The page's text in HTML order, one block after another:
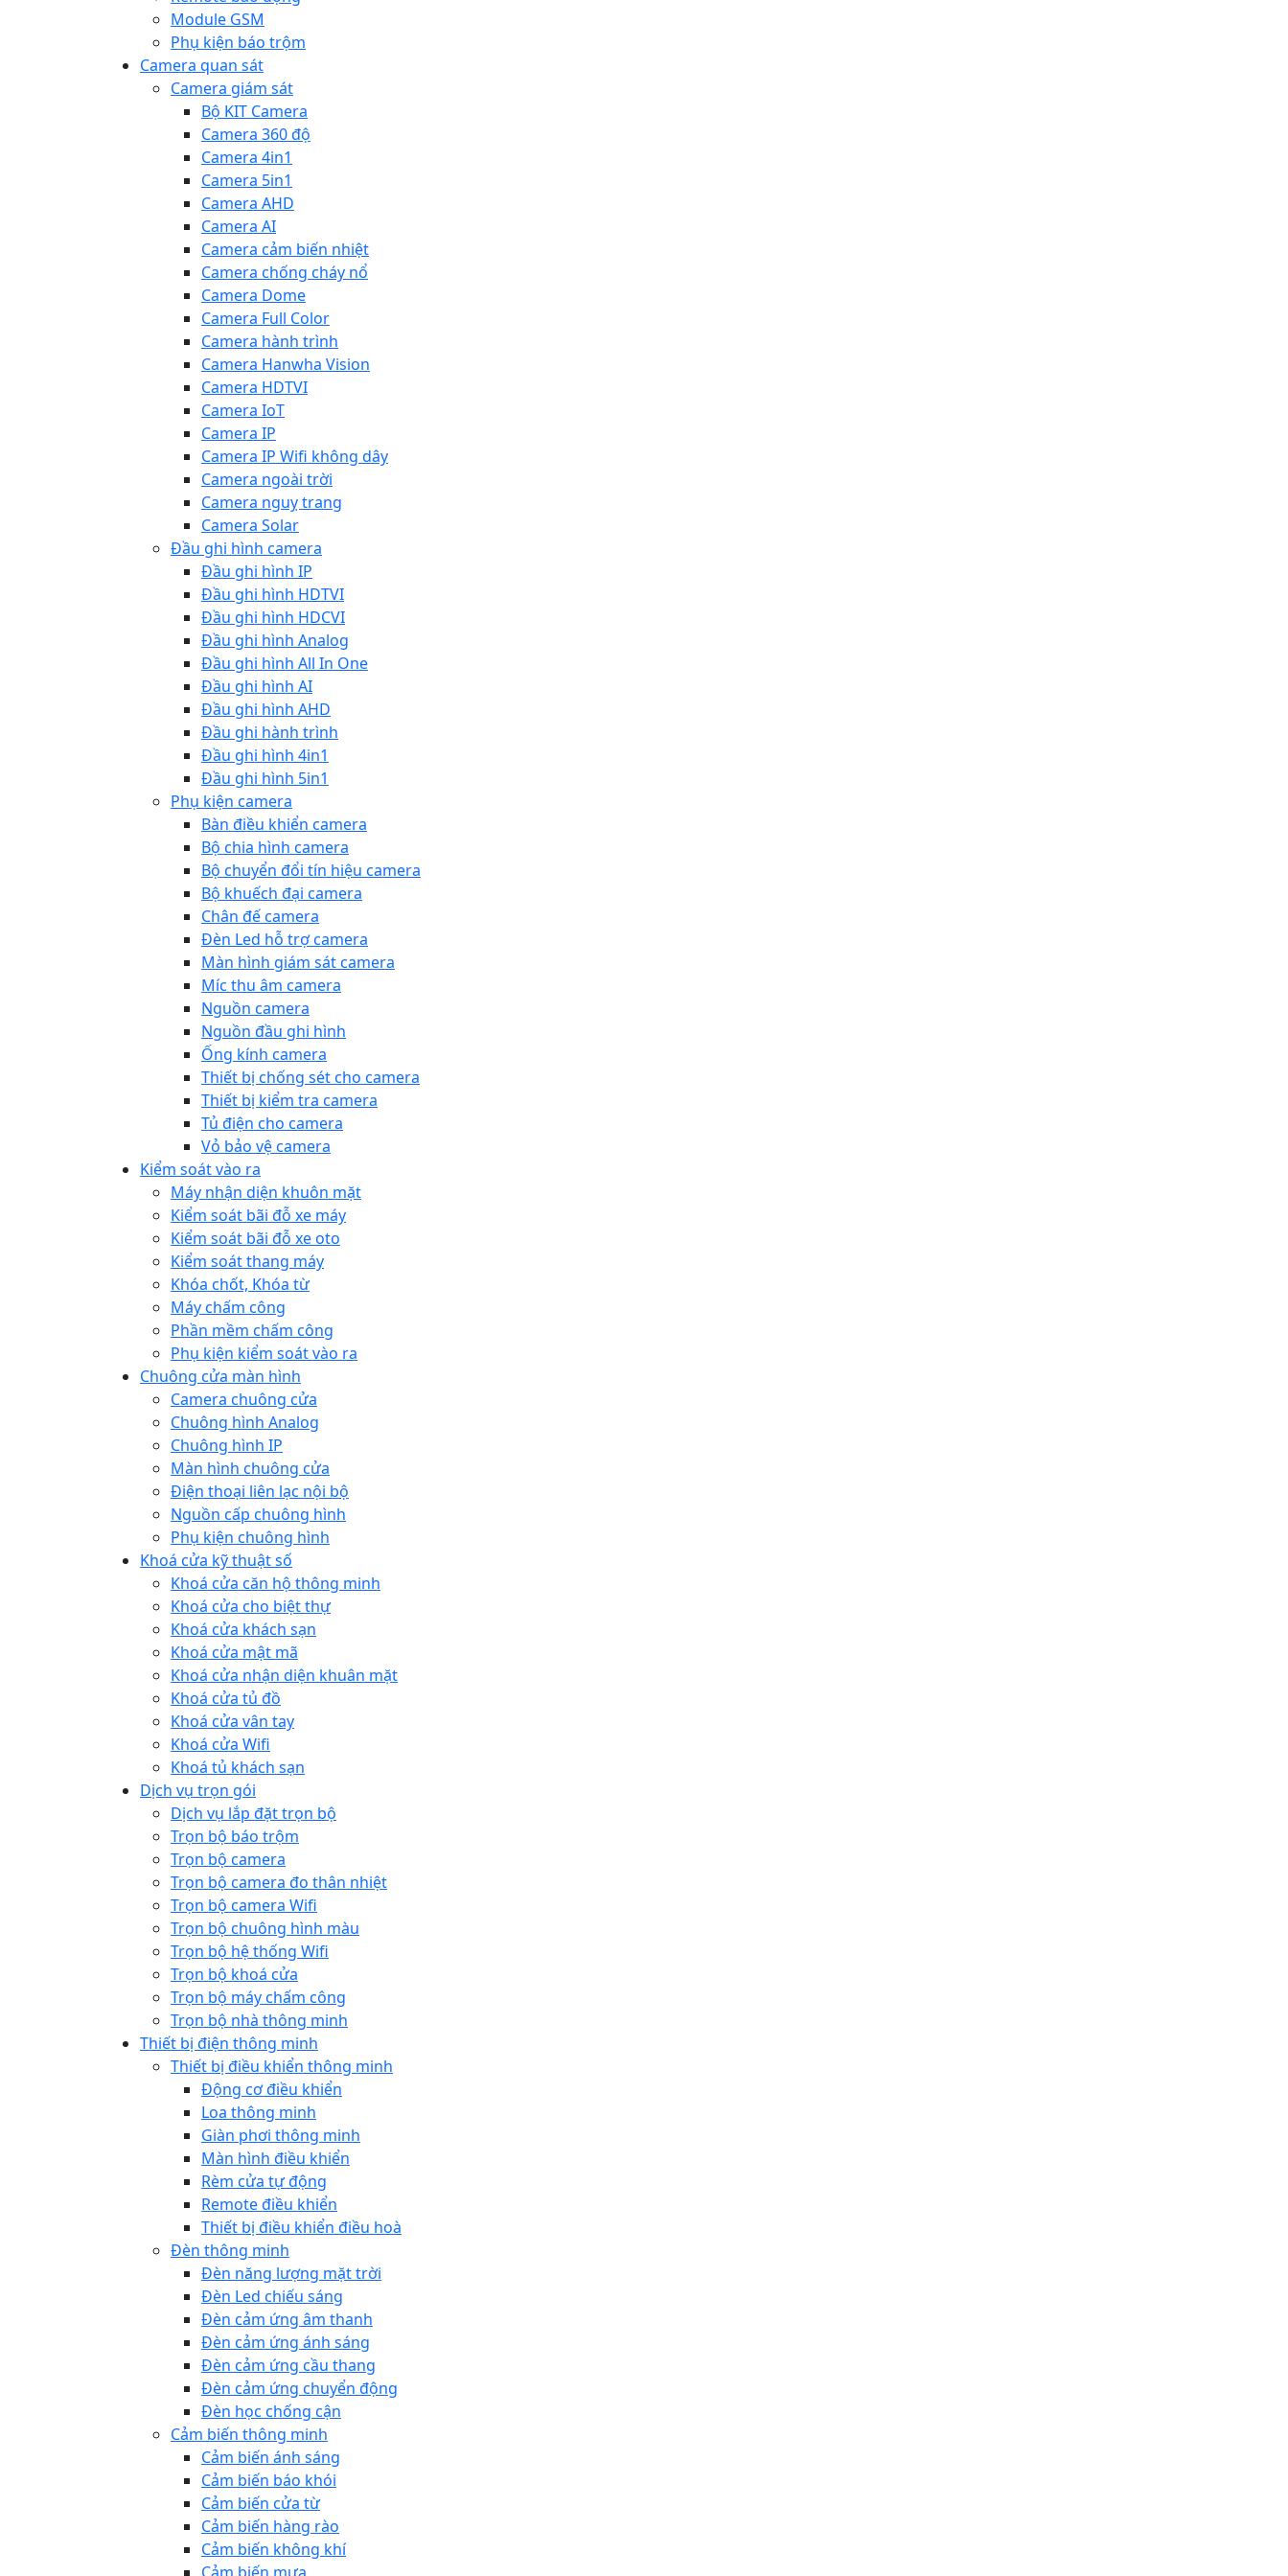
Module GSM
Phụ kiện báo trộm
Camera quan sát
Camera giám sát
Bộ KIT Camera
Camera 360 độ
Camera 4in1
Camera 5in1
Camera AHD
Camera AI
Camera cảm biến nhiệt
Camera chống cháy nổ
Camera Dome
Camera Full Color
Camera hành trình
Camera Hanwha Vision
Camera HDTVI
Camera IoT
Camera IP
Camera IP Wifi không dây
Camera ngoài trời
Camera nguỵ trang
Camera Solar
Đầu ghi hình camera
Đầu ghi hình IP
Đầu ghi hình HDTVI
Đầu ghi hình HDCVI
Đầu ghi hình Analog
Đầu ghi hình All In One
Đầu ghi hình AI
Đầu ghi hình AHD
Đầu ghi hành trình
Đầu ghi hình 4in1
Đầu ghi hình 5in1
Phụ kiện camera
Bàn điều khiển camera
Bộ chia hình camera
Bộ chuyển đổi tín hiệu camera
Bộ khuếch đại camera
Chân đế camera
Đèn Led hỗ trợ camera
Màn hình giám sát camera
Míc thu âm camera
Nguồn camera
Nguồn đầu ghi hình
Ống kính camera
Thiết bị chống sét cho camera
Thiết bị kiểm tra camera
Tủ điện cho camera
Vỏ bảo vệ camera
Kiểm soát vào ra
Máy nhận diện khuôn mặt
Kiểm soát bãi đỗ xe máy
Kiểm soát bãi đỗ xe oto
Kiểm soát thang máy
Khóa chốt, Khóa từ
Máy chấm công
Phần mềm chấm công
Phụ kiện kiểm soát vào ra
Chuông cửa màn hình
Camera chuông cửa
Chuông hình Analog
Chuông hình IP
Màn hình chuông cửa
Điện thoại liên lạc nội bộ
Nguồn cấp chuông hình
Phụ kiện chuông hình
Khoá cửa kỹ thuật số
Khoá cửa căn hộ thông minh
Khoá cửa cho biệt thự
Khoá cửa khách sạn
Khoá cửa mật mã
Khoá cửa nhận diện khuân mặt
Khoá cửa tủ đồ
Khoá cửa vân tay
Khoá cửa Wifi
Khoá tủ khách sạn
Dịch vụ trọn gói
Dịch vụ lắp đặt trọn bộ
Trọn bộ báo trộm
Trọn bộ camera
Trọn bộ camera đo thân nhiệt
Trọn bộ camera Wifi
Trọn bộ chuông hình màu
Trọn bộ hệ thống Wifi
Trọn bộ khoá cửa
Trọn bộ máy chấm công
Trọn bộ nhà thông minh
Thiết bị điện thông minh
Thiết bị điều khiển thông minh
Động cơ điều khiển
Loa thông minh
Giàn phơi thông minh
Màn hình điều khiển
Rèm cửa tự động
Remote điều khiển
Thiết bị điều khiển điều hoà
Đèn thông minh
Đèn năng lượng mặt trời
Đèn Led chiếu sáng
Đèn cảm ứng âm thanh
Đèn cảm ứng ánh sáng
Đèn cảm ứng cầu thang
Đèn cảm ứng chuyển động
Đèn học chống cận
Cảm biến thông minh
Cảm biến ánh sáng
Cảm biến báo khói
Cảm biến cửa từ
Cảm biến hàng rào
Cảm biến không khí